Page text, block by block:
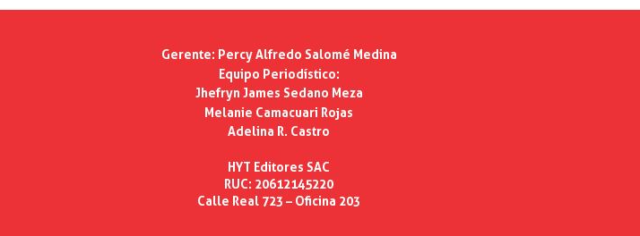
Gerente: Percy Alfredo Salomé Medina
Equipo Periodístico:
Jhefryn James Sedano Meza
Melanie Camacuari Rojas
Adelina R. Castro
HYT Editores SAC
RUC: 20612145220
Calle Real 723 – Oficina 203